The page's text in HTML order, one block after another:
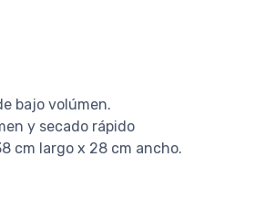
bajo volúmen.
y secado rápido
cm largo x 28 cm ancho.